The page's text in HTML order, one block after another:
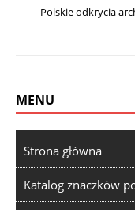
Polskie odkrycia
MENU
Strona główna
Katalog znaczków